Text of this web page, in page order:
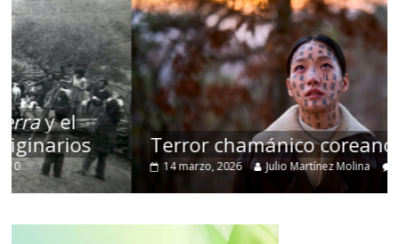
Terror chamánico coreano
14 marzo, 2026 Julio Martínez Molina 0